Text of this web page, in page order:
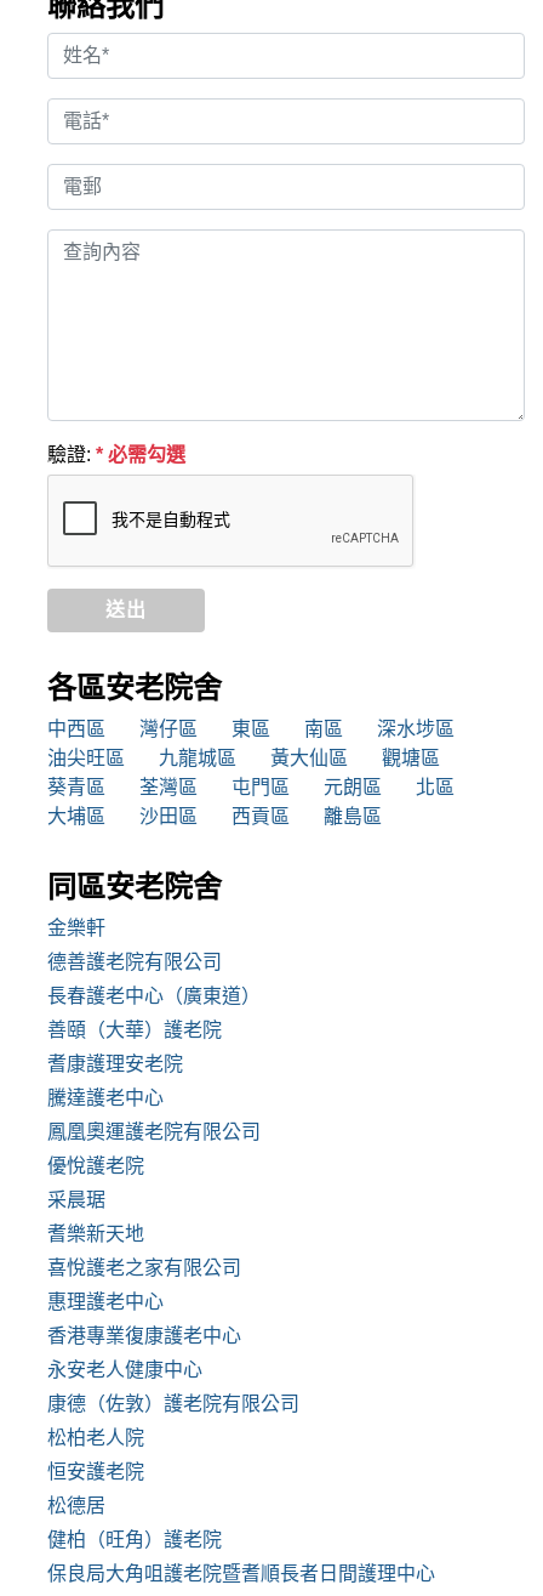
驗證: * 必需勾選
送出
各區安老院舍
中西區 灣仔區 東區 南區
深水埗區
油尖旺區
九龍城區 黃大仙區
觀塘區
葵青區
荃灣區 屯門區 元朗區
北區
大埔區
沙田區 西貢區 離島區
同區安老院舍
金樂軒
德善護老院有限公司
長春護老中心（廣東道）
善頤（大華）護老院
耆康護理安老院
騰達護老中心
鳳凰奧運護老院有限公司
優悅護老院
采晨琚
耆樂新天地
喜悅護老之家有限公司
惠理護老中心
香港專業復康護老中心
永安老人健康中心
康德（佐敦）護老院有限公司
松柏老人院
恒安護老院
松德居
健柏（旺角）護老院
保良局大角咀護老院暨耆順長者日間護理中心